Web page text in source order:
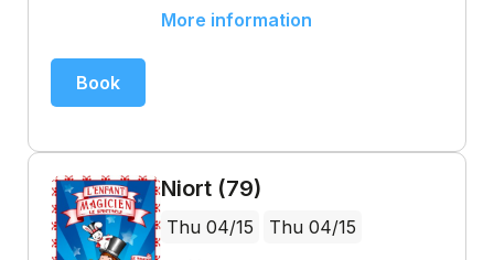
More information
Book
Niort (79)
Thu 04/15
Thu 04/15